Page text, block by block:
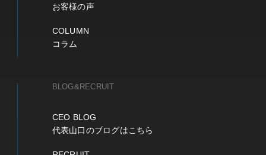
お客様の声
COLUMN
コラム
BLOG&RECRUIT
CEO BLOG
代表山口のブログはこちら